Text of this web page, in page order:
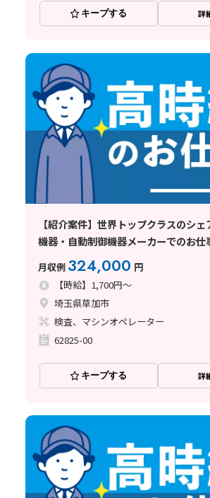
キープする 詳
【紹介案件】世界トップクラスのシ
機器・自動制御機器メーカーでのお仕
月収例 324,000 円
【時給】1,700円～
埼玉県草加市
検査、マシンオペレーター
62825-00
キープする 詳